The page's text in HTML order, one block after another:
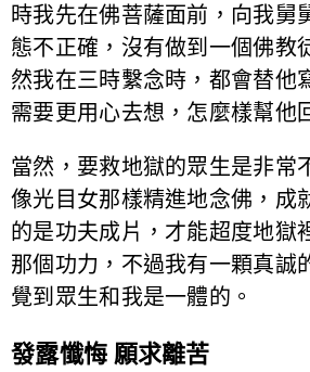
時我先在佛菩薩面前，向我舅
態不正確，沒有做到一個佛教
然我在三時繫念時，都會替他
需要更用心去想，怎麼樣幫他
當然，要救地獄的眾生是非常
像光目女那樣精進地念佛，成
的是功夫成片，才能超度地獄
那個功力，不過我有一顆真誠
覺到眾生和我是一體的。
發露懺悔 願求離苦